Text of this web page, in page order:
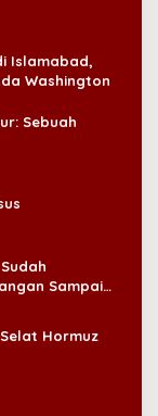
Islamabad,
Washington
Sebuah
Sampai
Hormuz